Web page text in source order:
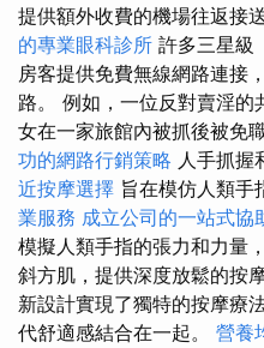
提供額外收費的機場往返接
的專業眼科診所 許多三星級
房客提供免費無線網路連接
路。 例如，一位反對賣淫的
女在一家旅館內被抓後被免
功的網路行銷策略 人手抓握
近按摩選擇 旨在模仿人類手
業服務 成立公司的一站式協
模擬人類手指的張力和力量
斜方肌，提供深度放鬆的按
新設計實現了獨特的按摩療
代舒適感結合在一起。 營養